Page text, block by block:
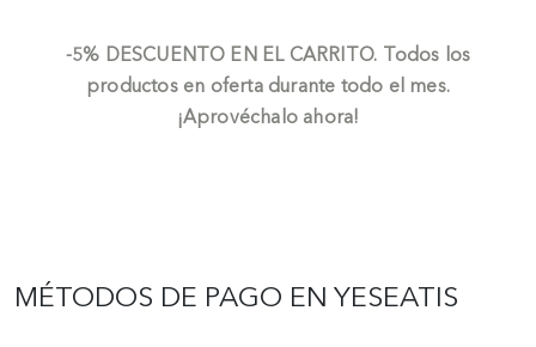
-5% DESCUENTO EN EL CARRITO. Todos los
productos en oferta durante todo el mes.
¡Aprovéchalo ahora!
MÉTODOS DE PAGO EN YESEATIS